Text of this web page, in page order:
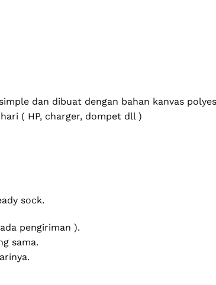
dan dibuat dengan bahan kanvas
( HP, charger, dompet dll )
sock.
pengiriman ).
sama.